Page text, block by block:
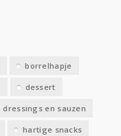
borrelhapje
dessert
dressings en sauzen
hartige snacks